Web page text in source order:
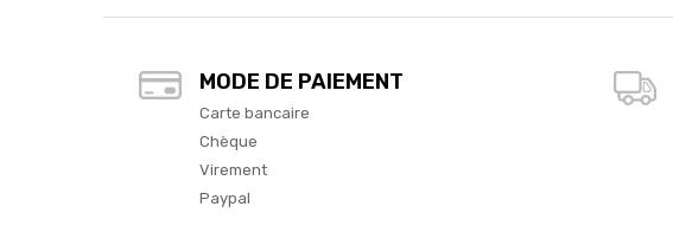
MODE DE PAIEMENT
Carte bancaire
Chèque
Virement
Paypal